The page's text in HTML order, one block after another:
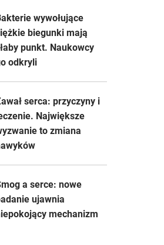
wywołujące
biegunki mają
punkt. Naukowcy
odkryli
serca: przyczyny i
Największe
to zmiana
a serce: nowe
ujawnia
mechanizm